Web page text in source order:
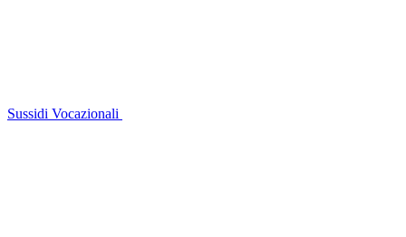
Sussidi Vocazionali